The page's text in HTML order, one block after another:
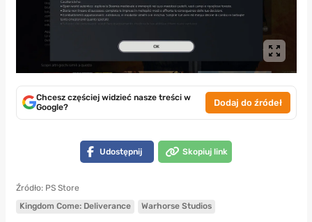
Chcesz częściej widzieć nasze treści w
Google?
Dodaj do źródeł
Udostępnij Skopiuj link
Źródło: PS Store
Kingdom Come: Deliverance
Warhorse Studios